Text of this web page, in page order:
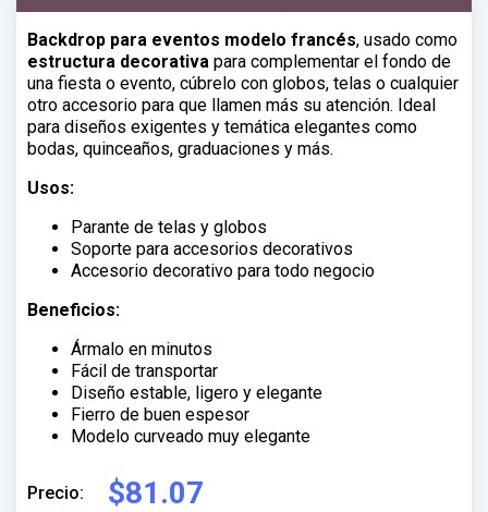
Backdrop para eventos modelo francés, usado como
estructura decorativa para complementar el fondo de
una fiesta o evento, cúbrelo con globos, telas o cualquier
otro accesorio para que llamen más su atención. Ideal
para diseños exigentes y temática elegantes como
bodas, quinceaños, graduaciones y más.
Usos:
Parante de telas y globos
Soporte para accesorios decorativos
Accesorio decorativo para todo negocio
Beneficios:
Ármalo en minutos
Fácil de transportar
Diseño estable, ligero y elegante
Fierro de buen espesor
Modelo curveado muy elegante
Precio: $81.07